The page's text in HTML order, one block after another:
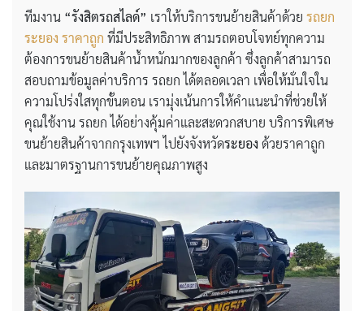
ทีมงาน “รังสิตรถสไลด์” เราให้บริการขนย้ายสินค้าด้วย รถยก
ระยอง ราคาถูก ที่มีประสิทธิภาพ สามรถตอบโจทย์ทุกความ
ต้องการขนย้ายสินค้าน้ำหนักมากของลูกค้า ซึ่งลูกค้าสามารถ
สอบถามข้อมูลค่าบริการ รถยก ได้ตลอดเวลา เพื่อให้มั่นใจใน
ความโปร่งใสทุกขั้นตอน เรามุ่งเน้นการให้คำแนะนำที่ช่วยให้
คุณใช้งาน รถยก ได้อย่างคุ้มค่าและสะดวกสบาย บริการพิเศษ
ขนย้ายสินค้าจากกรุงเทพฯ ไปยังจังหวัดระยอง ด้วยราคาถูก
และมาตรฐานการขนย้ายคุณภาพสูง